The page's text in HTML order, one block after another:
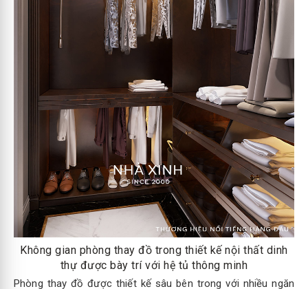
Không gian phòng thay đồ trong thiết kế nội thất dinh
thự được bày trí với hệ tủ thông minh
Phòng thay đồ được thiết kế sâu bên trong với nhiều ngăn